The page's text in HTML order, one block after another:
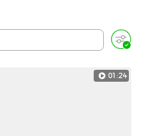
01:24